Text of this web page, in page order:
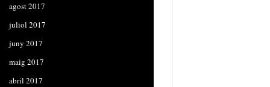
agost 2017
juliol 2017
juny 2017
maig 2017
abril 2017